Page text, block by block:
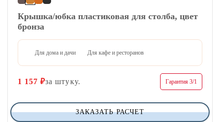
Крышка/юбка пластиковая для столба, цвет
бронза
Для дома и дачи Для кафе и ресторанов
1 157 ₽за штуку. Гарантия 3/1
ЗАКАЗАТЬ РАСЧЕТ